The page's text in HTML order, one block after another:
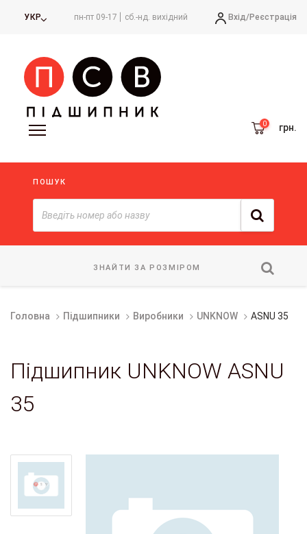
УКР пн-пт 09-17 сб.-нд. вихідний Вхід/Реєстрація
грн.
ПОШУК
ЗНАЙТИ ЗА РОЗМІРОМ
Головна Підшипники Виробники UNKNOW ASNU 35
Підшипник UNKNOW ASNU
35